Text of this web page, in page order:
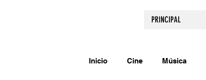
PRINCIPAL
Inicio Cine Música